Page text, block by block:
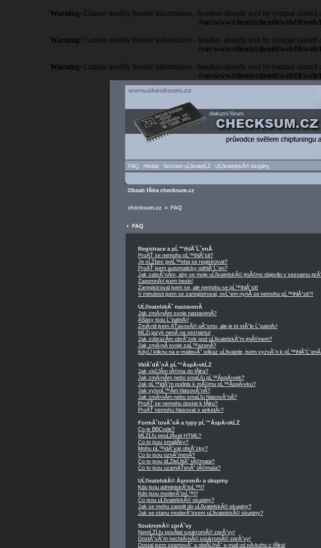
Warning: Cannot modify header information - headers already sent by (output
/var/www/clients/client0/web18/
Warning: Cannot modify header information - headers already sent by (output
/var/www/clients/client0/web18/
Warning: Cannot modify header information - headers already sent by (output
/var/www/clients/client0/web18/
FAQ Hledat Seznam uĹľivatelĹŻ UĹľivatelskĂ© skupiny
Obsah fĂłra checksum.cz
checksum.cz » FAQ
FAQ
Registrace a pĹ™ihlĂˇĹˇenĂ­
ProÄŤ se nemohu pĹ™ihlĂˇsit?
Je vĹŻbec potĹ™eba se registrovat?
ProÄŤ jsem automaticky odhlĂˇĹˇen?
Jak zabrĂˇnĂ­m, aby se moje uĹľivatelskĂ© jmĂ©no objevilo v seznamu
ZapomnÄ›l jsem heslo!
Zaregistroval jsem se, ale nemohu se pĹ™ihlĂˇsit!
V minulosti jsem se zaregistroval, ovĹˇem nynĂ­ se nemohu pĹ™ihlĂˇsit?!
UĹľivatelskĂˇ nastavenĂ­
Jak zmÄ›nĂ­m svoje nastavenĂ­?
ÄŚasy jsou ĹˇpatnÄ›!
ZmÄ›nil jsem ÄŤasovĂ© pĂˇsmo, ale je to stĂˇle ĹˇpatnÄ›!
MĹŻj jazyk nenĂ­ na seznamu!
Jak zobrazĂ­m obrĂˇzek pod uĹľivatelskĂ˝m jmĂ©nem?
Jak zmÄ›nĂ­ svoje zaĹ™azenĂ­?
KdyĹľ kliknu na e-mailovĂ˝ odkaz uĹľivatele, jsem vyzvĂˇn k pĹ™ihlĂˇĹˇenĂ­!
VklĂˇdĂˇnĂ­ pĹ™Ă­spÄ›vkĹŻ
Jak vloĹľĂ­m tĂ©ma do fĂłra?
Jak zmÄ›nĂ­m nebo smaĹľu pĹ™Ă­spÄ›vek?
Jak pĹ™idĂˇm podpis k mĂ©mu pĹ™Ă­spÄ›vku?
Jak vytvoĹ™Ă­m hlasovĂˇnĂ­?
Jak zmÄ›nĂ­m nebo smaĹľu hlasovĂˇnĂ­?
ProÄŤ se nemohu dostat k fĂłru?
ProÄŤ nemohu hlasovat v anketÄ›?
FormĂˇtovĂˇnĂ­ a typy pĹ™Ă­spÄ›vkĹŻ
Co je BBCode?
MĹŻĹľu pouĹľĂ­vat HTML?
Co to jsou smajlĂ­ky?
Mohu pĹ™idĂˇvat obrĂˇzky?
Co to jsou oznĂˇmenĂ­?
Co to jsou dĹŻleĹľitĂˇ tĂ©mata?
Co to jsou uzamÄŤenĂˇ tĂ©mata?
UĹľivatelskĂ© ĂşrovnÄ› a skupiny
Kdo jsou administrĂˇtoĹ™i?
Kdo jsou moderĂˇtoĹ™i?
Co jsou uĹľivatelskĂ© skupiny?
Jak se mohu zapojit do uĹľivatelskĂ© skupiny?
Jak se stanu moderĂˇtorem uĹľivatelskĂ© skupiny?
SoukromĂ© zprĂˇvy
NemĹŻĹľu posĂ­lat soukromĂ© zprĂˇvy!
DostĂˇvĂˇm nechtÄ›nĂ© soukromĂ© zprĂˇvy!
Dostal jsem spamovĂ˝ a obtĂ­ĹľnĂ˝ e-mail od nÄ›koho z fĂłra!